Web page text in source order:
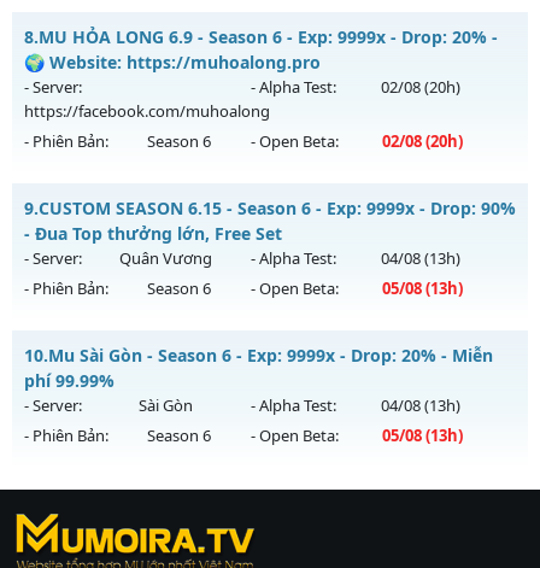
Thể loại: Mu Custom thêm đồ mới
Antihack: Anti
Mu Ss6.18Full Custom - Mu Dễ Chơi, Dễ Cày Quốc, Miễn Phí
Mu mới ra tháng 08 2026 - Mở máy chủ
ngày 06/08/2626
Exp: 9999x - Drop: 90%
Antihack: Gold dragon
8.MU HỎA LONG 6.9 - Season 6 - Exp: 9999x - Drop: 20% -
🌍 Website: https://muhoalong.pro
- Server:
https://facebook.com/muhoalong
- Alpha Test: 02/08(20h)
- Phiên Bản: Season 6 - Open Beta: 02/08(20h)
Mu mới ra tháng 08 2026 - Mở máy chủ
https://facebook.com/muhoalongvào 20h ngày
02/08/2626
Kiểu reset: Non Reset
Thể loại: Mu Nguyên bản Webzen
Antihack: XShield
9.CUSTOM SEASON 6.15 - Season 6 - Exp: 9999x - Drop: 90%
- Đua Top thưởng lớn, Free Set
- Server: Quân Vương - Alpha Test: 04/08(13h)
- Phiên Bản:
Season 6 - Open Beta: 05/08(13h)
CUSTOM SEASON 6.15 - Đua Top thưởng lớn, Free Set
Mu mới ra tháng 08 2026 - Mở máy chủ
13h ngày 05/08/2626
Exp: 9999x - Drop: 90%
Thể loại: Mu Bán Đồ Full Trong Shop
Antihack: Phoenix Season 6.15
10.Mu Sài Gòn - Season 6 - Exp: 9999x - Drop: 20% - Miễn
phí 99.99%
- Server: Sài Gòn - Alpha Test: 04/08(13h)
- Phiên Bản:
Season 6 - Open Beta: 05/08(13h)
Mu Sài Gòn - Miễn phí 99.99%
Mu mới ra tháng 08 2026 - Mở máy chủ
ngày 05/08/2626
https://ktdb.net/ |789club
đổi thưởng
|Xôi Lạc